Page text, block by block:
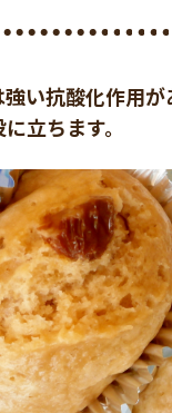
強い抗酸化作用
立ちます。